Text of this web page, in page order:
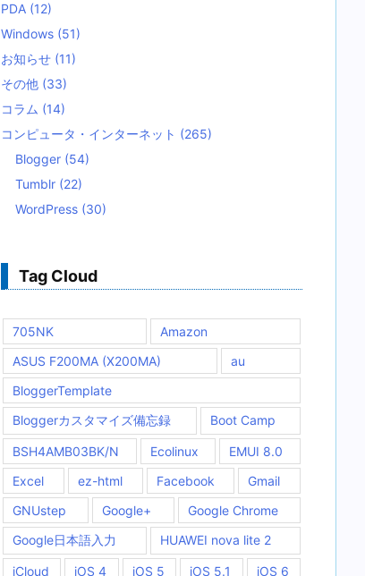
PDA (12)
Windows (51)
お知らせ (11)
その他 (33)
コラム (14)
コンピュータ・インターネット (265)
Blogger (54)
Tumblr (22)
WordPress (30)
Tag Cloud
705NK
Amazon
ASUS F200MA (X200MA)
au
BloggerTemplate
Bloggerカスタマイズ備忘録
Boot Camp
BSH4AMB03BK/N Ecolinux
EMUI 8.0
Excel
ez-html Facebook
Gmail
GNUstep
Google+
Google Chrome
Google日本語入力
HUAWEI nova lite 2
iCloud iOS 4 iOS 5 iOS 5.1
iOS 6